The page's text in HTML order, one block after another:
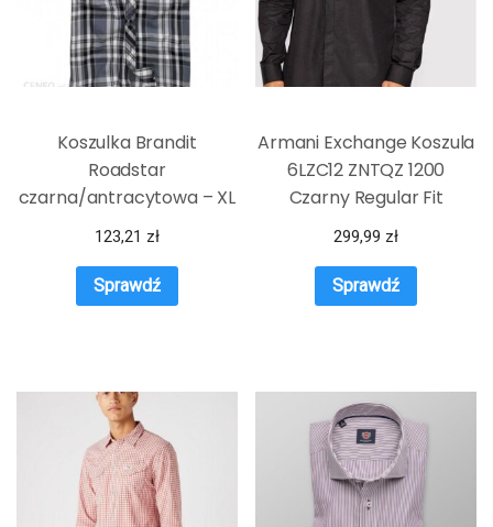
Koszulka Brandit
Roadstar
czarna/antracytowa – XL
123,21 zł
Sprawdź
Armani Exchange Koszula
6LZC12 ZNTQZ 1200
Czarny Regular Fit
299,99 zł
Sprawdź